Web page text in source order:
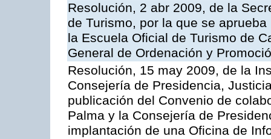
Resolución, 2 abr 2009, de la
de Turismo, por la que se
la Escuela Oficial de Turismo de
General de Ordenación y
Resolución, 15 may 2009, de la
Consejería de Presidencia,
publicación del Convenio de
Palma y la Consejería de
implantación de una Oficina de